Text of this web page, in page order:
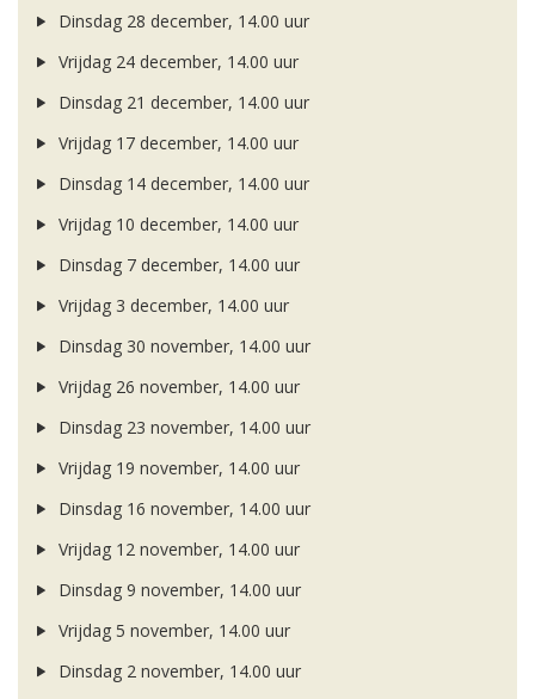
Dinsdag 28 december, 14.00 uur
Vrijdag 24 december, 14.00 uur
Dinsdag 21 december, 14.00 uur
Vrijdag 17 december, 14.00 uur
Dinsdag 14 december, 14.00 uur
Vrijdag 10 december, 14.00 uur
Dinsdag 7 december, 14.00 uur
Vrijdag 3 december, 14.00 uur
Dinsdag 30 november, 14.00 uur
Vrijdag 26 november, 14.00 uur
Dinsdag 23 november, 14.00 uur
Vrijdag 19 november, 14.00 uur
Dinsdag 16 november, 14.00 uur
Vrijdag 12 november, 14.00 uur
Dinsdag 9 november, 14.00 uur
Vrijdag 5 november, 14.00 uur
Dinsdag 2 november, 14.00 uur